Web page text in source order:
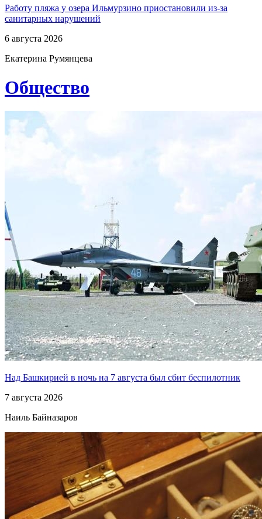
Работу пляжа у озера Ильмурзино приостановили из-за
санитарных нарушений
6 августа 2026
Екатерина Румянцева
Общество
Над Башкирией в ночь на 7 августа был сбит беспилотник
7 августа 2026
Наиль Байназаров